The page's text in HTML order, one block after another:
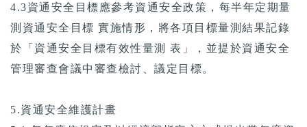
4.3資通安全目標應參考資通安全政策，每半年定期量
測資通安全目標 實施情形，將各項目標量測結果記錄
於「資通安全目標有效性量測 表」，並提於資通安全
管理審查會議中審查檢討、議定目標。
5.資通安全維護計畫